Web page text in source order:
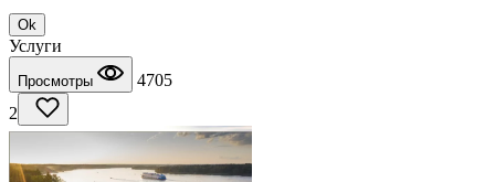
Ok
Услуги
Просмотры
4705
2